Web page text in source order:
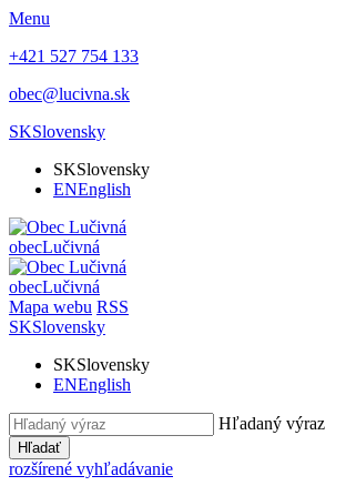
Menu
+421 527 754 133
obec@lucivna.sk
SKSlovensky
SKSlovensky
ENEnglish
obecLučivná
obecLučivná
Mapa webu RSS
SKSlovensky
SKSlovensky
ENEnglish
Hľadaný výraz
Hľadať
rozšírené vyhľadávanie